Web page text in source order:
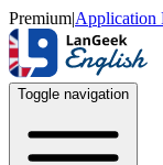
Premium|Application
Toggle navigation